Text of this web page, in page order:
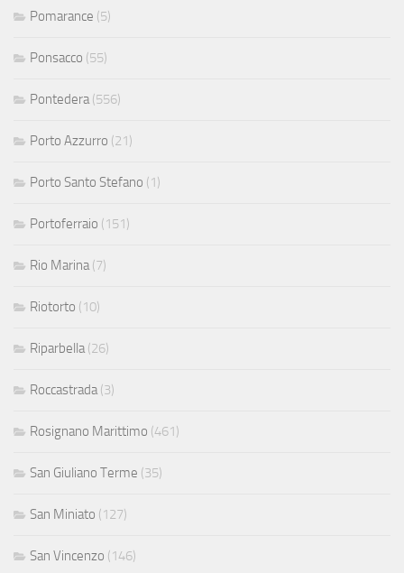
Pomarance (5)
Ponsacco (55)
Pontedera (556)
Porto Azzurro (21)
Porto Santo Stefano (1)
Portoferraio (151)
Rio Marina (7)
Riotorto (10)
Riparbella (26)
Roccastrada (3)
Rosignano Marittimo (461)
San Giuliano Terme (35)
San Miniato (127)
San Vincenzo (146)